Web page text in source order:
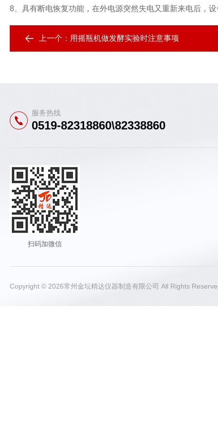
8 、具有断电恢复功能，在外电源突然失电又重新来电后，
上一个： 用摇瓶机做发酵实验时注意事项
服务热线
0519-82318860\82338860
扫码加微信
Copyright © 2026常州金坛精达仪器制造有限公司 All Rights